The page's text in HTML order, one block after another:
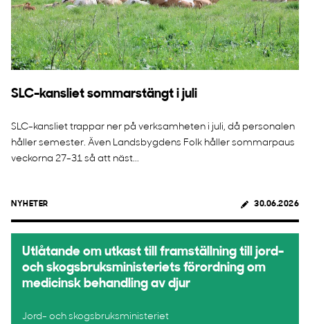
SLC-kansliet sommarstängt i juli
SLC-kansliet trappar ner på verksamheten i juli, då personalen
håller semester. Även Landsbygdens Folk håller sommarpaus
veckorna 27-31 så att näst...
NYHETER 30.06.2026
Utlåtande om utkast till framställning till jord-
och skogsbruksministeriets förordning om
medicinsk behandling av djur
Jord- och skogsbruksministeriet